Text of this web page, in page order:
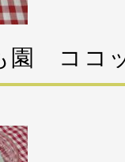
園 ココ